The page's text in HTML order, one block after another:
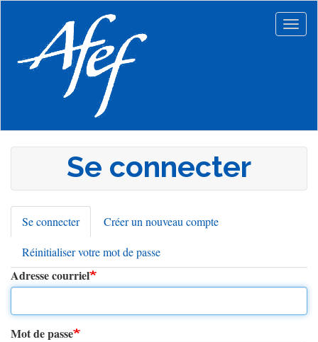
principal
Se connecter
Onglets
principaux
Se connecter(onglet
actif)
Créer un nouveau compte
Réinitialiser votre mot de passe
Adresse courriel
Mot de passe